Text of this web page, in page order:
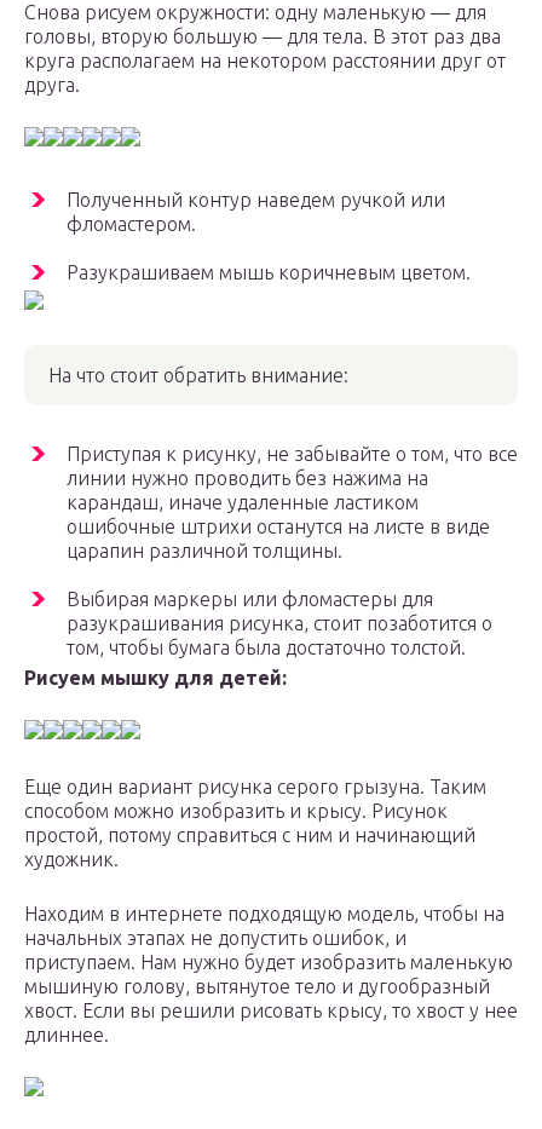
Снова рисуем окружности: одну маленькую — для
головы, вторую большую — для тела. В этот раз два
круга располагаем на некотором расстоянии друг от
друга.
Полученный контур наведем ручкой или
фломастером.
Разукрашиваем мышь коричневым цветом.
На что стоит обратить внимание:
Приступая к рисунку, не забывайте о том, что все
линии нужно проводить без нажима на
карандаш, иначе удаленные ластиком
ошибочные штрихи останутся на листе в виде
царапин различной толщины.
Выбирая маркеры или фломастеры для
разукрашивания рисунка, стоит позаботится о
том, чтобы бумага была достаточно толстой.
Рисуем мышку для детей:
Еще один вариант рисунка серого грызуна. Таким
способом можно изобразить и крысу. Рисунок
простой, потому справиться с ним и начинающий
художник.
Находим в интернете подходящую модель, чтобы на
начальных этапах не допустить ошибок, и
приступаем. Нам нужно будет изобразить маленькую
мышиную голову, вытянутое тело и дугообразный
хвост. Если вы решили рисовать крысу, то хвост у нее
длиннее.